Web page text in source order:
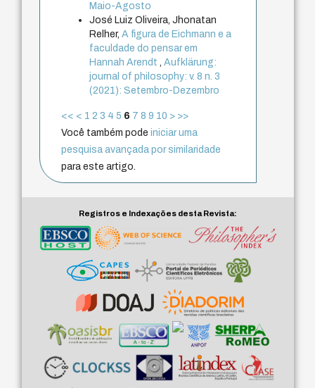
Maio-Agosto
José Luiz Oliveira, Jhonatan
Relher,A figura de Eichmann e a
faculdade do pensar em
Hannah Arendt,Aufklärung:
journal of philosophy: v. 8 n. 3
(2021): Setembro-Dezembro
<< < 1 2 3 4 5 6 7 8 9 10 > >>
Você também podeiniciar uma
pesquisa avançada por similaridade
para este artigo.
Registros e Indexações desta Revista: